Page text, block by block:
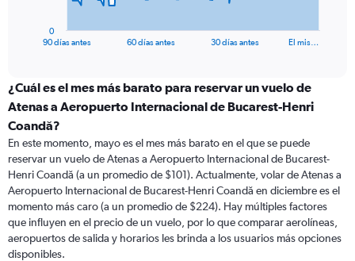
categories.
Range:
categories.
The
chart
has
1
Y
axis
displaying
values.
90 días antes 60 días antes 30 días antes El mis…
0
¿Cuál es el mes más barato para reservar un vuelo de
Atenas a Aeropuerto Internacional de Bucarest-Henri
Coandă?
En este momento, mayo es el mes más barato en el que se puede
reservar un vuelo de Atenas a Aeropuerto Internacional de Bucarest-
Henri Coandă (a un promedio de $101). Actualmente, volar de Atenas a
Aeropuerto Internacional de Bucarest-Henri Coandă en diciembre es el
momento más caro (a un promedio de $224). Hay múltiples factores
que influyen en el precio de un vuelo, por lo que comparar aerolíneas,
aeropuertos de salida y horarios les brinda a los usuarios más opciones
disponibles.